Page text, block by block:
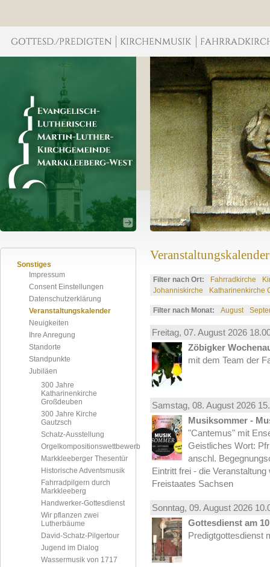
Sonstiges
Impressum
Consent Einstellungen
Datenschutzerklärung
Veranstaltungskalender
Neuigkeiten
Ihre Anregung
Standorte
Standpunkte
Jubiläen
300 Jahre
Katharinenkirche
Großdeuben
300 Jahre Kirche
Gautzsch
Schatz-Ausstellung
Orgelkompositionswettbewerb
Markkleeberger Thesentür
Historische Adventsmusik
Fahrradpilgern durch
Markkleeberg
Handwerker-Gottesdienst
Wir pflanzen zwei
Lutherbäume
David-Schatz-Pilgertour
Jugend im Dialog
Wassermusik von 1717
Veranstaltungskalender
Filter nach Ort: Fahrradkirche
Johanniskirche
Katharinenkirche
Filter nach Monat: August
Freitag, 07. August 2026
Zöbigker
mit dem Team der
Samstag, 08. August 2026
Musiksommer -
"Cantemus" mit
Geistliches Wort:
anschl.
Eintritt frei - die
Freistaates Sachsen
Sonntag, 09. August 2026
Gottesdienst am
Predigtgottesdienst